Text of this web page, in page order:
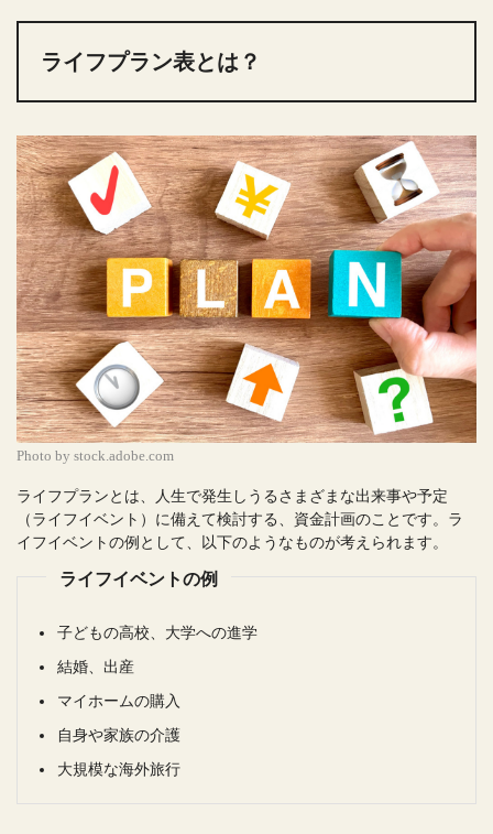
ライフプラン表とは？
Photo by stock.adobe.com
ライフプランとは、人生で発生しうるさまざまな出来事や予定
（ライフイベント）に備えて検討する、資金計画のことです。ラ
イフイベントの例として、以下のようなものが考えられます。
ライフイベントの例
子どもの高校、大学への進学
結婚、出産
マイホームの購入
自身や家族の介護
大規模な海外旅行